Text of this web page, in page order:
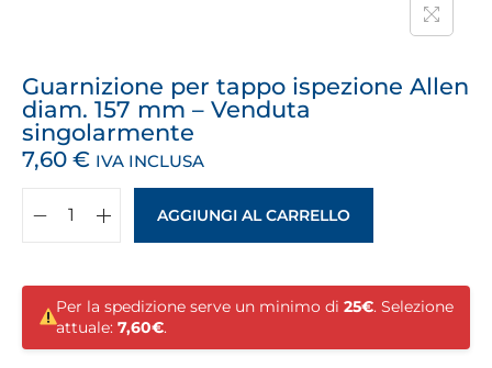
Guarnizione per tappo ispezione Allen
diam. 157 mm – Venduta
singolarmente
7,60 € IVA INCLUSA
AGGIUNGI AL CARRELLO
Per la spedizione serve un minimo di 25€. Selezione
attuale: 7,60€.